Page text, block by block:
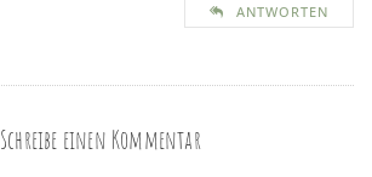
ANTWORTEN
Schreibe einen Kommentar